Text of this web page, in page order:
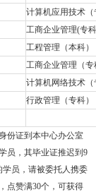
计算机应用技术（
工商企业管理(专科
工程管理（本科）
工商企业管理（专
计算机网络技术（
行政管理（专科）
份证到本中心办公室
员，其毕业证推迟到 9
员，请被委托人携委
点赞满30个，可获得